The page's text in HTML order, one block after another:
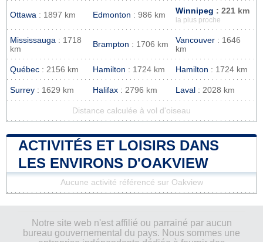
Ottawa : 1897 km Edmonton : 986 km Winnipeg : 221 km
la plus proche
Mississauga : 1718
km
Brampton : 1706 km Vancouver : 1646
km
Québec : 2156 km Hamilton : 1724 km Hamilton : 1724 km
Surrey : 1629 km Halifax : 2796 km Laval : 2028 km
Distance calculée à vol d'oiseau
ACTIVITÉS ET LOISIRS DANS
LES ENVIRONS D'OAKVIEW
Aucune activité référencé sur Oakview
Notre site web n'est affilié ou parrainé par aucun
bureau gouvernemental du pays. Nous sommes une